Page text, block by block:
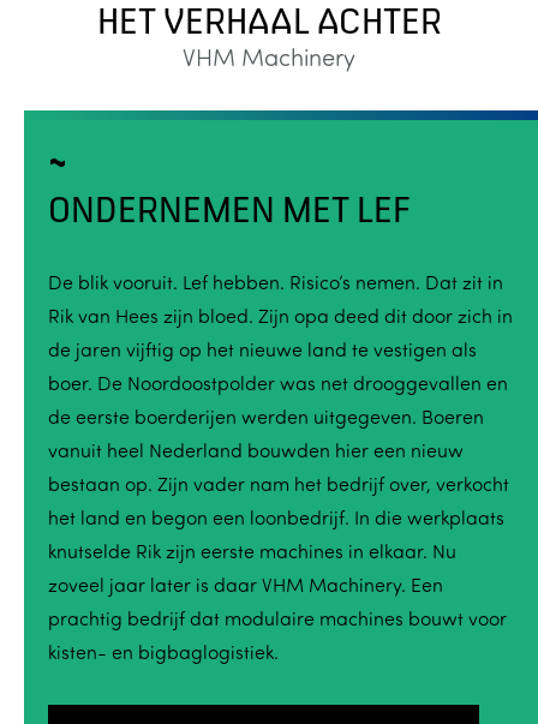
HET VERHAAL ACHTER
VHM Machinery
ONDERNEMEN MET LEF
De blik vooruit. Lef hebben. Risico’s nemen. Dat zit in
Rik van Hees zijn bloed. Zijn opa deed dit door zich in
de jaren vijftig op het nieuwe land te vestigen als
boer. De Noordoostpolder was net drooggevallen en
de eerste boerderijen werden uitgegeven. Boeren
vanuit heel Nederland bouwden hier een nieuw
bestaan op. Zijn vader nam het bedrijf over, verkocht
het land en begon een loonbedrijf. In die werkplaats
knutselde Rik zijn eerste machines in elkaar. Nu
zoveel jaar later is daar VHM Machinery. Een
prachtig bedrijf dat modulaire machines bouwt voor
kisten- en bigbaglogistiek.